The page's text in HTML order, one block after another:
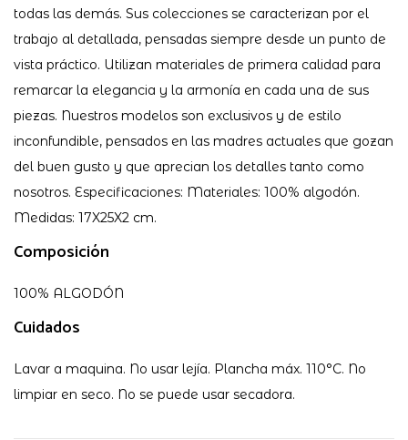
todas las demás. Sus colecciones se caracterizan por el
trabajo al detallada, pensadas siempre desde un punto de
vista práctico. Utilizan materiales de primera calidad para
remarcar la elegancia y la armonía en cada una de sus
piezas. Nuestros modelos son exclusivos y de estilo
inconfundible, pensados en las madres actuales que gozan
del buen gusto y que aprecian los detalles tanto como
nosotros. Especificaciones: Materiales: 100% algodón.
Medidas: 17X25X2 cm.
Composición
100% ALGODÓN
Cuidados
Lavar a maquina. No usar lejía. Plancha máx. 110°C. No
limpiar en seco. No se puede usar secadora.